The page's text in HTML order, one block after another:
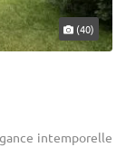
(40)
intemporelle